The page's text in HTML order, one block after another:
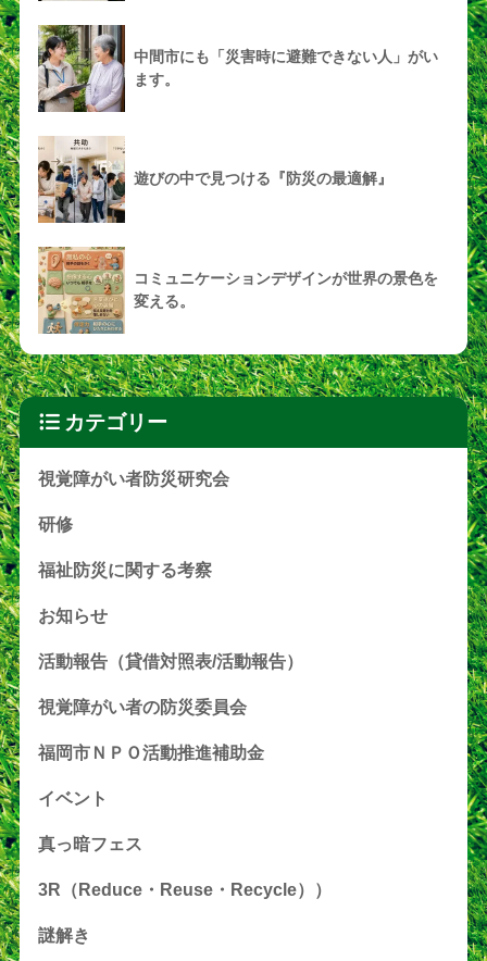
中間市にも「災害時に避難できない人」がい
ます。
遊びの中で見つける『防災の最適解』
コミュニケーションデザインが世界の景色を
変える。
カテゴリー
視覚障がい者防災研究会
研修
福祉防災に関する考察
お知らせ
活動報告（貸借対照表/活動報告）
視覚障がい者の防災委員会
福岡市ＮＰＯ活動推進補助金
イベント
真っ暗フェス
3R（Reduce・Reuse・Recycle））
謎解き